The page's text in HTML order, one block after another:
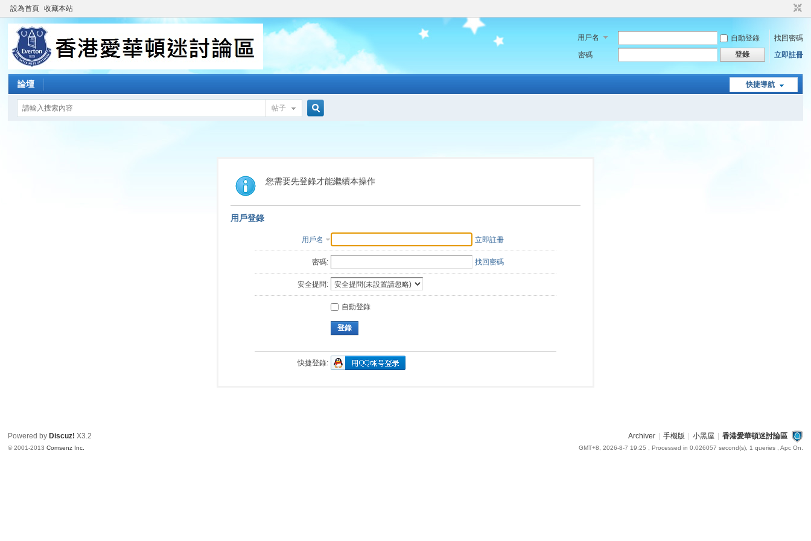
設為首頁 收藏本站
用戶名 自動登錄
找回密碼
密碼
登錄 立即註冊
快捷導航
論壇
帖子
索
您需要先登錄才能繼續本操作
用戶登錄
用戶名 立即註冊
密碼: 找回密碼
安全提問:
自動登錄
登錄
快捷登錄:
Archiver 手機版 小黑屋 香港愛華頓迷討論區
GMT+8, 2026-8-7 19:25 , Processed in 0.026057 second(s), 1 queries , Apc On.
Powered by Discuz! X3.2
© 2001-2013Comsenz Inc.